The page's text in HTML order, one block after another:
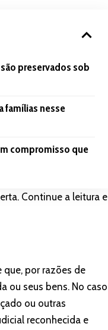
preservados sob
famílias nesse
compromisso que
Continue a leitura e
por razões de
ou seus bens. No caso
ou outras
reconhecida e